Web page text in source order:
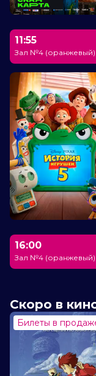
11:55
Зал №4 (оранжевый)
16:00
Зал №4 (оранжевый)
Скоро в
Билеты в